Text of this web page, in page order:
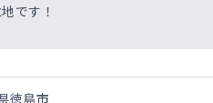
です！
徳島市